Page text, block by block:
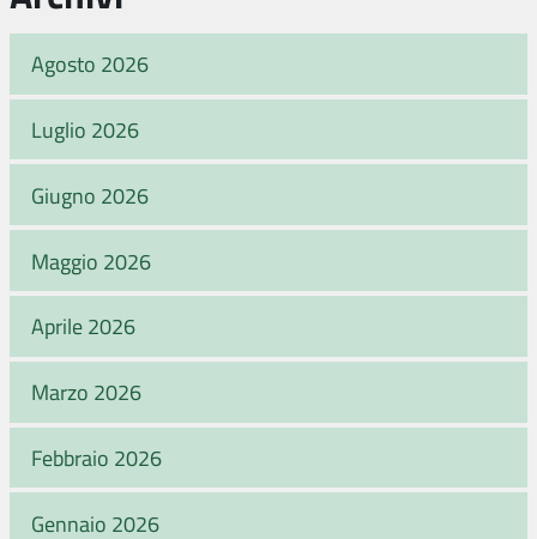
Agosto 2026
Luglio 2026
Giugno 2026
Maggio 2026
Aprile 2026
Marzo 2026
Febbraio 2026
Gennaio 2026